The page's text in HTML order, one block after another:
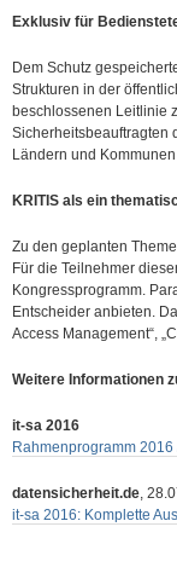
Exklusiv für
Dem Schutz
Strukturen in der
beschlossenen Leitlinie
Sicherheitsbeauftragten
Ländern und
KRITIS als ein
Zu den geplanten
Für die Teilnehmer
Kongressprogramm.
Entscheider anbieten.
Access Management“,
Weitere Informationen
it-sa 2016
Rahmenprogramm
datensicherheit.de,
it-sa 2016: Komplette